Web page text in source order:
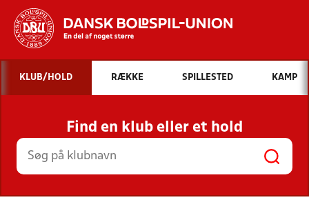
Hvad vil du søge efter?
INDHOLD OG NYHEDER
STILLINGER, RESULTATER, KLUBBER OG
HOLD
KLUB/HOLD RÆKKE SPILLESTED KAMP
Find en klub eller et hold